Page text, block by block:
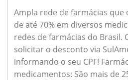
Ampla rede de farmácias que
de até 70% em diversos
redes de farmácias do Brasil.
solicitar o desconto via
informando o seu CPF!
medicamentos: São mais de